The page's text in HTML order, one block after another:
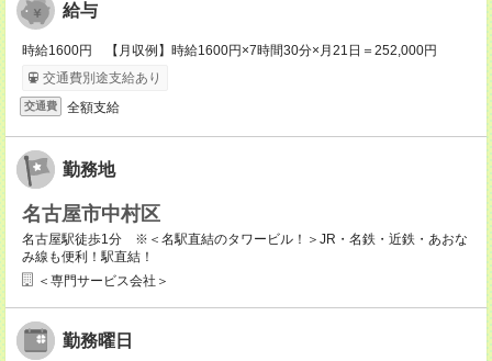
給与
時給1600円 【月収例】時給1600円×7時間30分×月21日＝252,000円
交通費別途支給あり
交通費 全額支給
勤務地
名古屋市中村区
名古屋駅徒歩1分 ※＜名駅直結のタワービル！＞JR・名鉄・近鉄・あおな
み線も便利！駅直結！
＜専門サービス会社＞
勤務曜日